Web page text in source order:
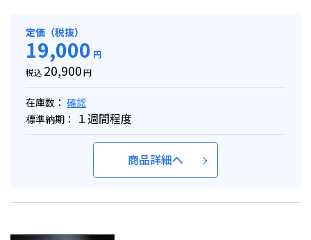
定価（税抜）
19,000 円
税込 20,900円
在庫数： 確認
標準納期：
１週間程度
商品詳細へ